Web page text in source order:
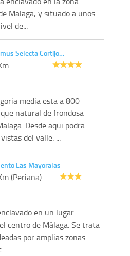
Malaga, y situado a unos
de...
Selecta Cortijo…
media esta a 800
natural de frondosa
Desde aqui podra
del valle. ...
Las Mayoralas
(Periana)
en un lugar
centro de Málaga. Se trata
por amplias zonas